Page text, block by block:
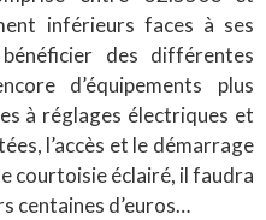
inférieurs faces à ses
des différentes
d’équipements plus
à réglages électriques et
l’accès et le démarrage
courtoisie éclairé, il faudra
centaines d’euros…